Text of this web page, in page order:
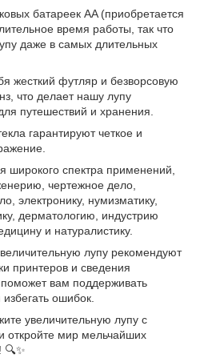
батареек AA (приобретается
время работы, так что
даже в самых длительных
жесткий футляр и безворсовую
что делает нашу лупу
путешествий и хранения.
гарантируют четкое и
широкого спектра применений,
чертежное дело,
электронику, нумизматику,
дерматологию, индустрию
и натуралистику.
лупу рекомендуют
принтеров и сведения
вам поддерживать
избегать ошибок.
увеличительную лупу с
откройте мир мельчайших
🔍✨